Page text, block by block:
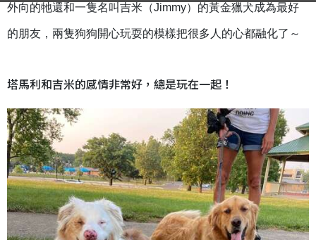
外向的牠還和一隻名叫吉米（Jimmy）的黃金獵犬成為最好
的朋友，兩隻狗狗開心玩耍的模樣把很多人的心都融化了～
塔馬利和吉米的感情非常好，總是玩在一起！